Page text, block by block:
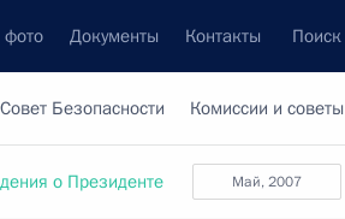
фото Документы Контакты Поиск
Совет Безопасности Комиссии и советы
май, 2007
о Президенте